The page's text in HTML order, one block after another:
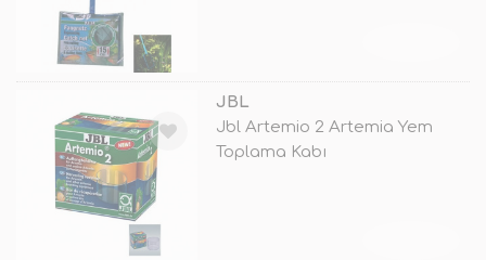
JBL
Jbl Artemio 2 Artemia Yem
Toplama Kabı